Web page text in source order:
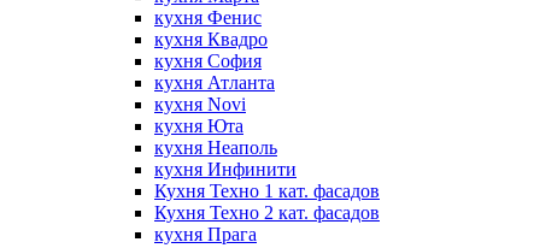
кухня Фенис
кухня Квадро
кухня София
кухня Атланта
кухня Novi
кухня Юта
кухня Неаполь
кухня Инфинити
Кухня Техно 1 кат. фасадов
Кухня Техно 2 кат. фасадов
кухня Прага